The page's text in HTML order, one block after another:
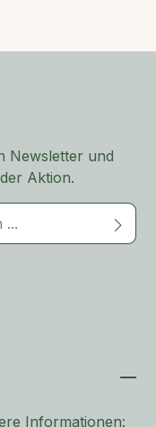
Newsletter und
Aktion.
Informationen: